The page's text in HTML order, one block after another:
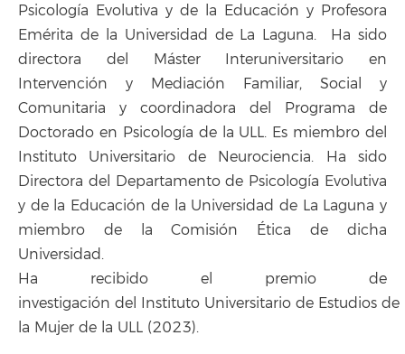
Psicología Evolutiva y de la Educación y Profesora
Emérita de la Universidad de La Laguna. Ha sido
directora del Máster Interuniversitario en
Intervención y Mediación Familiar, Social y
Comunitaria y coordinadora del Programa de
Doctorado en Psicología de la ULL. Es miembro del
Instituto Universitario de Neurociencia. Ha sido
Directora del Departamento de Psicología Evolutiva
y de la Educación de la Universidad de La Laguna y
miembro de la Comisión Ética de dicha
Universidad.
Ha recibido el premio de
investigación del Instituto Universitario de Estudios de
la Mujer de la ULL (2023).